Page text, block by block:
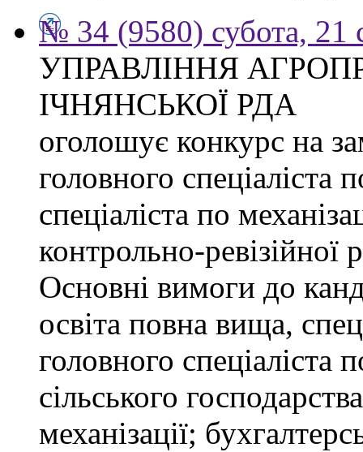
№ 34 (9580) субота, 21
УПРАВЛІННЯ
ІЧНЯНСЬКОЇ РДА
оголошує конкурс на
головного спеціаліста
спеціаліста по
контрольно-ревізійної
Основні вимоги до
освіта повна вища,
головного спеціаліста
сільського
механізації;